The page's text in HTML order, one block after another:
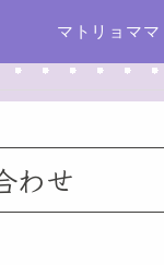
マトリョママ
わせ